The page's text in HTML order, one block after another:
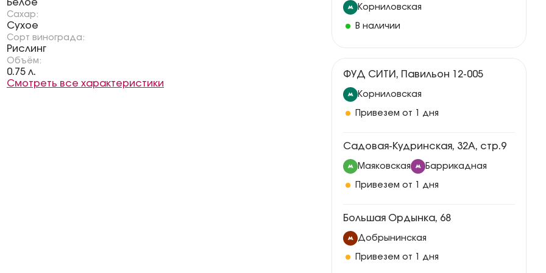
Белое
Сахар:
Сухое
Сорт винограда:
Рислинг
Объём:
0.75 л.
Смотреть все характеристики
Корниловская
В наличии
ФУД СИТИ, Павильон 12-005
Корниловская
Привезем от 1 дня
Садовая-Кудринская, 32А, стр.9
Маяковская Баррикадная
Привезем от 1 дня
Большая Ордынка, 68
Добрынинская
Привезем от 1 дня